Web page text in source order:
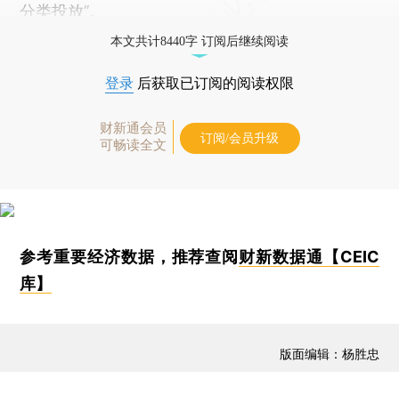
分类投放”。
本文共计8440字 订阅后继续阅读
登录 后获取已订阅的阅读权限
财新通会员
可畅读全文
订阅/会员升级
参考重要经济数据，推荐查阅 财新数据通【CEIC
库】
版面编辑：杨胜忠